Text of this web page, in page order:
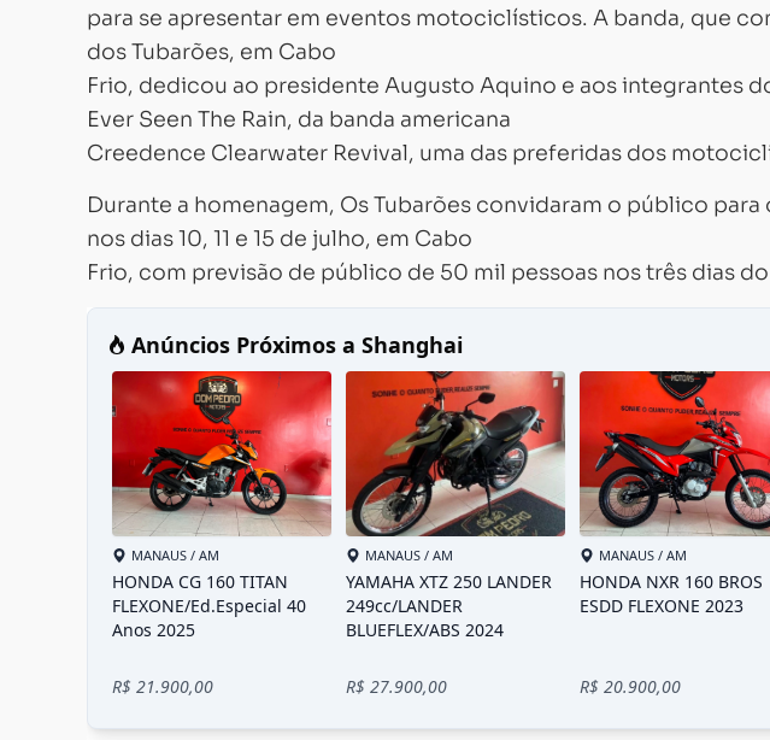
para se apresentar em eventos motociclísticos. A banda, que
dos Tubarões, em Cabo
Frio, dedicou ao presidente Augusto Aquino e aos integrantes
Ever Seen The Rain, da banda americana
Creedence Clearwater Revival, uma das preferidas dos
Durante a homenagem, Os Tubarões convidaram o público para
nos dias 10, 11 e 15 de julho, em Cabo
Frio, com previsão de público de 50 mil pessoas nos três dias